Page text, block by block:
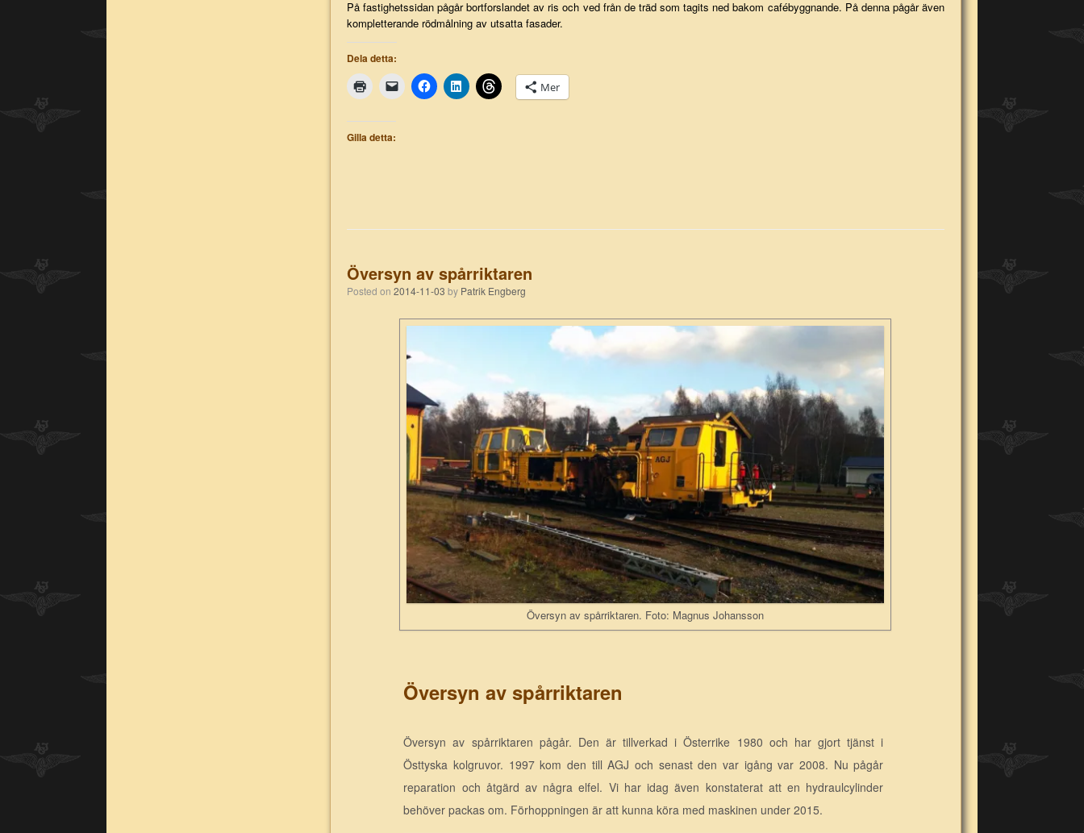
På fastighetssidan pågår bortforslandet av ris och ved från de träd som tagits ned bakom cafébyggnande. På denna pågår även
kompletterande rödmålning av utsatta fasader.
Dela detta:
Mer
Gilla detta:
Översyn av spårriktaren
Posted on 2014-11-03 by Patrik Engberg
Översyn av spårriktaren. Foto: Magnus Johansson
Översyn av spårriktaren
Översyn av spårriktaren pågår. Den är tillverkad i Österrike 1980 och har gjort tjänst i
Östtyska kolgruvor. 1997 kom den till AGJ och senast den var igång var 2008. Nu pågår
reparation och åtgärd av några elfel. Vi har idag även konstaterat att en hydraulcylinder
behöver packas om. Förhoppningen är att kunna köra med maskinen under 2015.